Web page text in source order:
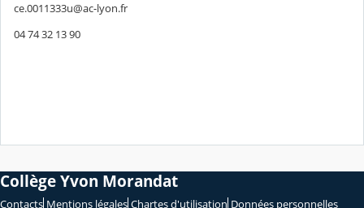
ce.0011333u@ac-lyon.fr
04 74 32 13 90
Collège Yvon Morandat
Contacts Mentions légales Chartes d'utilisation Données personnelles